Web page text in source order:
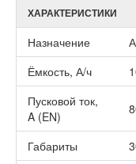
ХАРАКТЕРИСТИКИ
Назначение
Ёмкость, А/ч
Пусковой ток,
A (EN)
Габариты